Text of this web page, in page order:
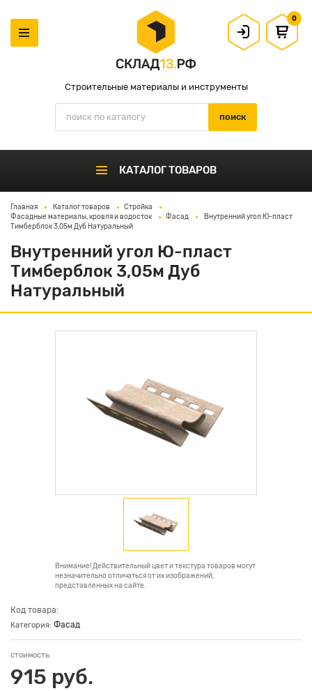
Строительные материалы и инструменты
0
КАТАЛОГ ТОВАРОВ
Главная Каталог товаров
Стройка
Фасадные материалы, кровля и водосток
Фасад
Внутренний угол Ю-пласт
Тимберблок 3,05м Дуб Натуральный
Внутренний угол Ю-пласт
Тимберблок 3,05м Дуб
Натуральный
Внимание! Действительный цвет и текстура товаров могут
незначительно отличаться от их изображений,
представленных на сайте.
Код товара:
Категория: Фасад
стоимость:
915 руб.